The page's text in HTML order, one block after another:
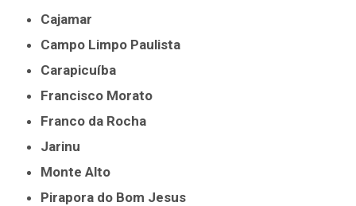
Cajamar
Campo Limpo Paulista
Carapicuíba
Francisco Morato
Franco da Rocha
Jarinu
Monte Alto
Pirapora do Bom Jesus